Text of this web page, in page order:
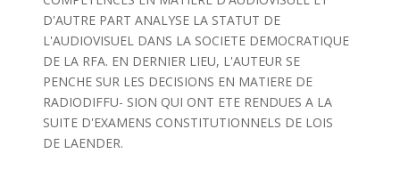
D'AUTRE PART ANALYSE LA STATUT DE
L'AUDIOVISUEL DANS LA SOCIETE DEMOCRATIQUE
DE LA RFA. EN DERNIER LIEU, L'AUTEUR SE
PENCHE SUR LES DECISIONS EN MATIERE DE
RADIODIFFU- SION QUI ONT ETE RENDUES A LA
SUITE D'EXAMENS CONSTITUTIONNELS DE LOIS
DE LAENDER.